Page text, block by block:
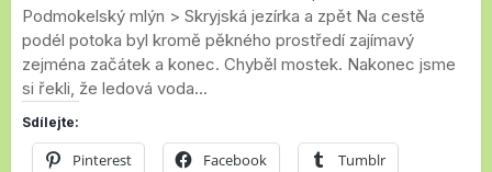
Podmokelský mlýn > Skryjská jezírka a zpět Na cestě
podél potoka byl kromě pěkného prostředí zajímavý
zejména začátek a konec. Chyběl mostek. Nakonec jsme
si řekli, že ledová voda...
Sdílejte:
Pinterest Facebook Tumblr